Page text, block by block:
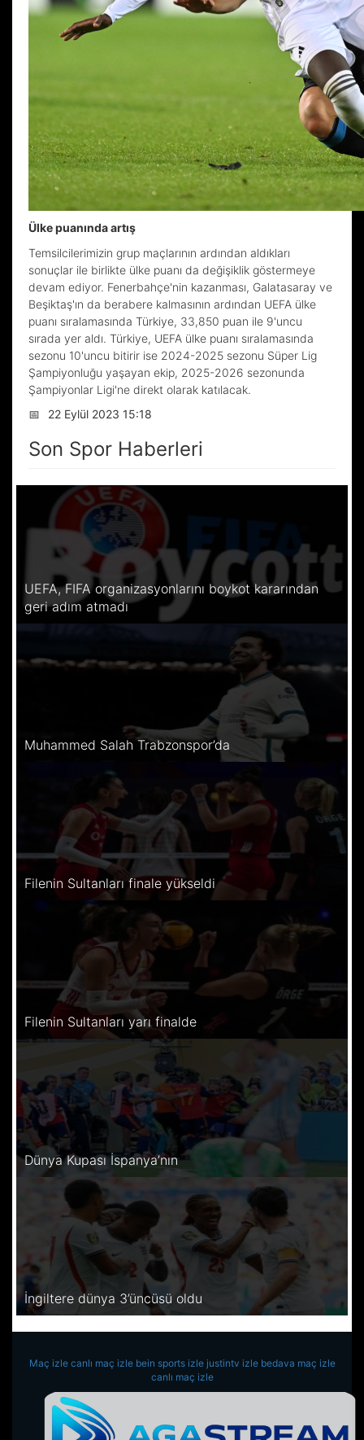
Ülke puanında artış
Temsilcilerimizin grup maçlarının ardından aldıkları
sonuçlar ile birlikte ülke puanı da değişiklik göstermeye
devam ediyor. Fenerbahçe'nin kazanması, Galatasaray ve
Beşiktaş'ın da berabere kalmasının ardından UEFA ülke
puanı sıralamasında Türkiye, 33,850 puan ile 9'uncu
sırada yer aldı. Türkiye, UEFA ülke puanı sıralamasında
sezonu 10'uncu bitirir ise 2024-2025 sezonu Süper Lig
Şampiyonluğu yaşayan ekip, 2025-2026 sezonunda
Şampiyonlar Ligi'ne direkt olarak katılacak.
📅
22 Eylül 2023 15:18
Son Spor Haberleri
UEFA, FIFA organizasyonlarını boykot kararından
geri adım atmadı
Muhammed Salah Trabzonspor’da
Filenin Sultanları finale yükseldi
Filenin Sultanları yarı finalde
Dünya Kupası İspanya’nın
İngiltere dünya 3’üncüsü oldu
Maç izle canlı maç izle bein sports izle justintv izle bedava maç izle
canlı maç izle